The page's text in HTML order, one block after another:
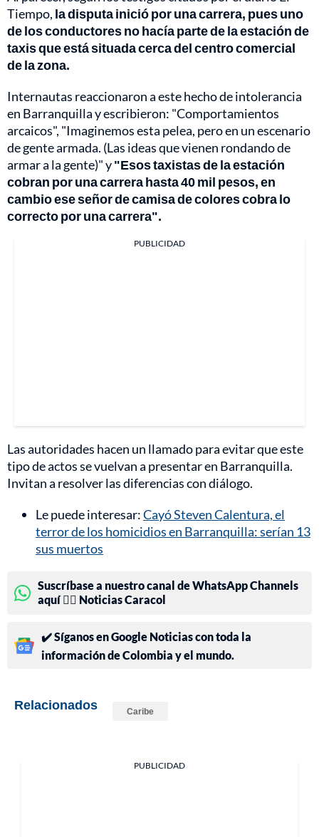
Tiempo, la disputa inició por una carrera, pues uno
de los conductores no hacía parte de la estación de
taxis que está situada cerca del centro comercial
de la zona.
Internautas reaccionaron a este hecho de intolerancia
en Barranquilla y escribieron: "Comportamientos
arcaicos", "Imaginemos esta pelea, pero en un escenario
de gente armada. (Las ideas que vienen rondando de
armar a la gente)" y"Esos taxistas de la estación
cobran por una carrera hasta 40 mil pesos, en
cambio ese señor de camisa de colores cobra lo
correcto por una carrera".
PUBLICIDAD
Las autoridades hacen un llamado para evitar que este
tipo de actos se vuelvan a presentar en Barranquilla.
Invitan a resolver las diferencias con diálogo.
Le puede interesar:Cayó Steven Calentura, el
terror de los homicidios en Barranquilla: serían 13
sus muertos
Suscríbase a nuestro canal de WhatsApp Channels
aquí 👉🏻 Noticias Caracol
✔️ Síganos en Google Noticias con toda la
información de Colombia y el mundo.
Relacionados Caribe
PUBLICIDAD